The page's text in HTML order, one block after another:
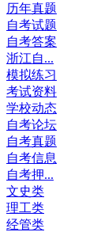
历年真题
自考试题
自考答案
浙江自...
模拟练习
考试资料
学校动态
自考论坛
自考真题
自考信息
自考押...
文史类
理工类
经管类